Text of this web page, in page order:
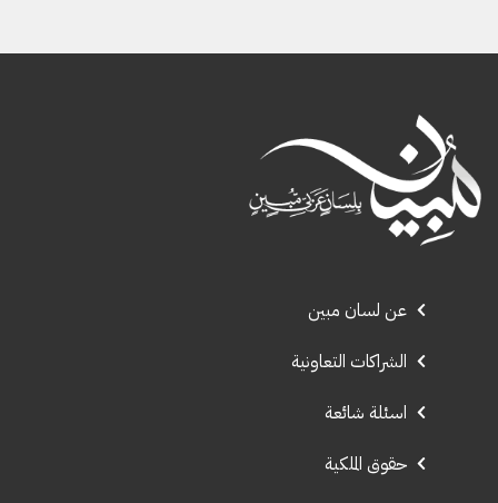
عن لسان مبين
الشراكات التعاونية
اسئلة شائعة
حقوق الملكية